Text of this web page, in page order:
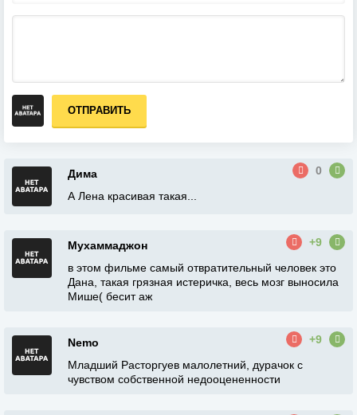
ОТПРАВИТЬ
Дима
0
А Лена красивая такая...
Мухаммаджон
+9
в этом фильме самый отвратительный человек это
Дана, такая грязная истеричка, весь мозг выносила
Мише( бесит аж
Nemo
+9
Младший Расторгуев малолетний, дурачок с
чувством собственной недооцененности